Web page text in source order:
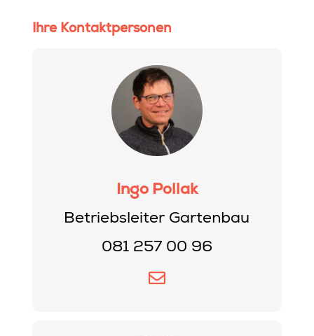
Ihre Kontaktpersonen
Ingo Pollak
Betriebsleiter Gartenbau
081 257 00 96